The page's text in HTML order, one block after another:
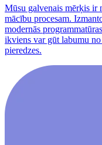
Mūsu galvenais mērķis ir
mācību procesam.
modernās
ikviens var gūt labumu
pieredzes.